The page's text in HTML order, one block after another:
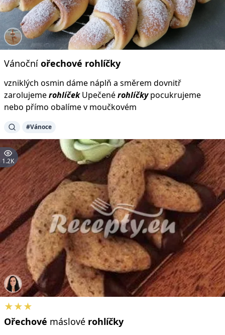
Vánoční ořechové rohlíčky
vzniklých osmin dáme náplň a směrem dovnitř
zarolujemerohlíčekUpečenérohlíčkypocukrujeme
nebo přímo obalíme v moučkovém
#Vánoce
1.2K
★★★
Ořechové máslové rohlíčky